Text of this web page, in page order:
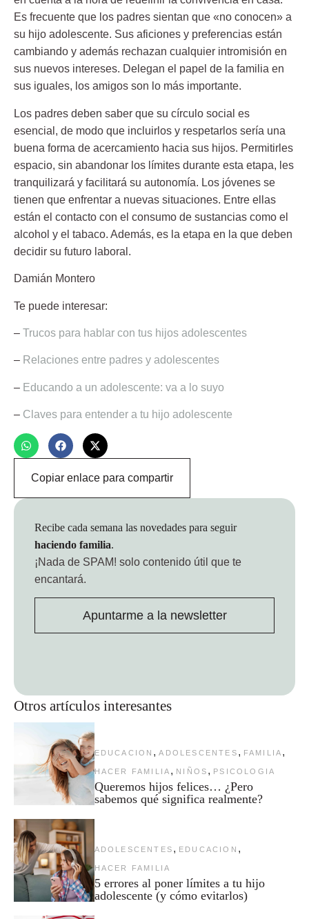
Es frecuente que los padres sientan que «no conocen» a
su hijo adolescente. Sus aficiones y preferencias están
cambiando y además rechazan cualquier intromisión en
sus nuevos intereses. Delegan el papel de la familia en
sus iguales, los amigos son lo más importante.
Los padres deben saber que su círculo social es
esencial, de modo que incluirlos y respetarlos sería una
buena forma de acercamiento hacia sus hijos. Permitirles
espacio, sin abandonar los límites durante esta etapa, les
tranquilizará y facilitará su autonomía. Los jóvenes se
tienen que enfrentar a nuevas situaciones. Entre ellas
están el contacto con el consumo de sustancias como el
alcohol y el tabaco. Además, es la etapa en la que deben
decidir su futuro laboral.
Damián Montero
Te puede interesar:
– Trucos para hablar con tus hijos adolescentes
– Relaciones entre padres y adolescentes
– Educando a un adolescente: va a lo suyo
– Claves para entender a tu hijo adolescente
Copiar enlace para compartir
Otros artículos interesantes
EDUCACION , ADOLESCENTES , FAMILIA ,
HACER FAMILIA , NIÑOS , PSICOLOGIA
Queremos hijos felices… ¿Pero
sabemos qué significa realmente?
ADOLESCENTES , EDUCACION ,
HACER FAMILIA
5 errores al poner límites a tu hijo
adolescente (y cómo evitarlos)
Recibe cada semana las novedades para seguir
haciendo familia.
¡Nada de SPAM! solo contenido útil que te
encantará.
Apuntarme a la newsletter